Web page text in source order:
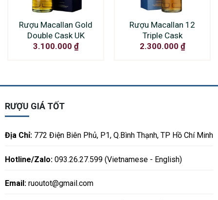
Rượu Macallan Gold
Double Cask UK
3.100.000 ₫
Rượu Macallan 12
Triple Cask
2.300.000 ₫
RƯỢU GIÁ TỐT
Địa Chỉ:772 Điện Biên Phủ, P1, Q.Bình Thạnh, TP Hồ Chí Minh
Hotline/Zalo:093.26.27.599 (Vietnamese - English)
Email: ruoutot@gmail.com